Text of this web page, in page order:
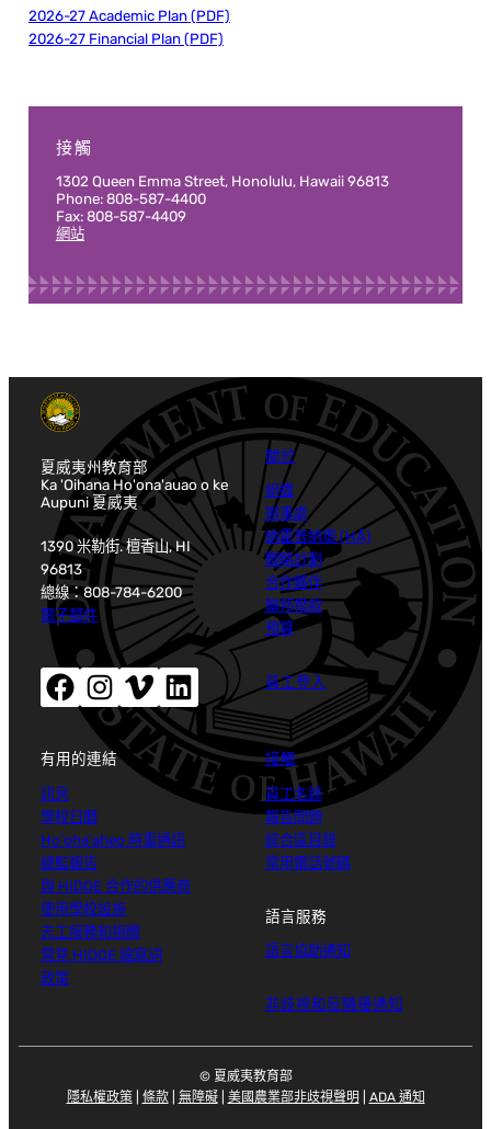
2026-27 Academic Plan (PDF)
2026-27 Financial Plan (PDF)
接觸
1302 Queen Emma Street, Honolulu, Hawaii 96813
Phone: 808-587-4400
Fax: 808-587-4409
網站
夏威夷州教育部
Ka 'Oihana Ho'ona'auao o ke
Aupuni 夏威夷
1390 米勒街. 檀香山, HI
96813
總線：808-784-6200
電子郵件
Facebook（開啟新視窗）Instagram（開啟新視窗）Vimeo（開啟新視窗）LinkedIn（開啟新視窗）
關於
組織
辦事處
納霍普納奧 (HĀ)
戰略計劃
合作夥伴
聯邦撥款
預算
員工登入
有用的連結
訊息
學校日曆
Ho'oha'aheo 時事通訊
總監報告
與 HIDOE 合作的供應商
使用學校設施
志工服務和捐贈
常見 HIDOE 縮寫詞
政策
接觸
員工名錄
報告問題
綜合區目錄
常用電話號碼
語言服務
語言協助通知
非歧視和反騷擾通知
© 夏威夷教育部
隱私權政策| 條款| 無障礙| 美國農業部非歧視聲明 ADA 通知